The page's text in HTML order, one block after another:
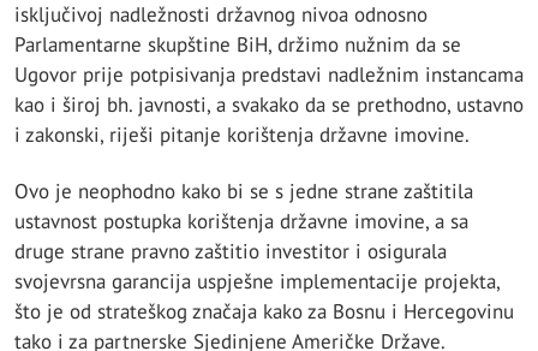
isključivoj nadležnosti državnog nivoa odnosno
Parlamentarne skupštine BiH, držimo nužnim da se
Ugovor prije potpisivanja predstavi nadležnim instancama
kao i široj bh. javnosti, a svakako da se prethodno, ustavno
i zakonski, riješi pitanje korištenja državne imovine.
Ovo je neophodno kako bi se s jedne strane zaštitila
ustavnost postupka korištenja državne imovine, a sa
druge strane pravno zaštitio investitor i osigurala
svojevrsna garancija uspješne implementacije projekta,
što je od strateškog značaja kako za Bosnu i Hercegovinu
tako i za partnerske Sjedinjene Američke Države.